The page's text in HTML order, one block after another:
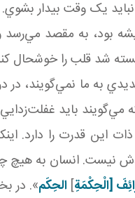
يک وقت بيدار
بود، به مقصد
شد قلب را خوشحال
به ما نمي‌گويند، در
مي‌گويند بايد
اين قدرت را دارد.
انسان به هيچ چيزي
[الْحِكْمَةِ] الحِکَم». در